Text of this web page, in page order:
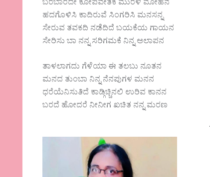
ಬರಬಾರದೇ ಕೋಪವೇತಕೆ ಮುರಳಿ ಮೋಹನ
ಹದಗೊಳಿಸಿ ಕಾದಿರುವೆ ಸಿಂಗರಿಸಿ ಮನಸನ್ನ
ಸೇರುವ ತವಕದಿ ನಡೆದಿದೆ ಬಯಕೆಯ ಗಾಯನ
ಸೇರಿಸು ಬಾ ನನ್ನ ಸರಿಗಮಕೆ ನಿನ್ನ ಆಲಾಪನ
ತಾಳಲಾಗದು ಗೆಳೆಯಾ ಈ ತಲಬು ನೂತನ
ಮನದ ತುಂಬಾ ನಿನ್ನ ನೆನಪುಗಳ ಮನನ
ಧರೆಯೆನಿಸುತಿದೆ ಕಾಡ್ಗಿಚ್ಚಿನಲಿ ಉರಿವ ಕಾನನ
ಬರದೆ ಹೋದರೆ ನೀನೀಗ ಖಚಿತ ನನ್ನ ಮರಣ